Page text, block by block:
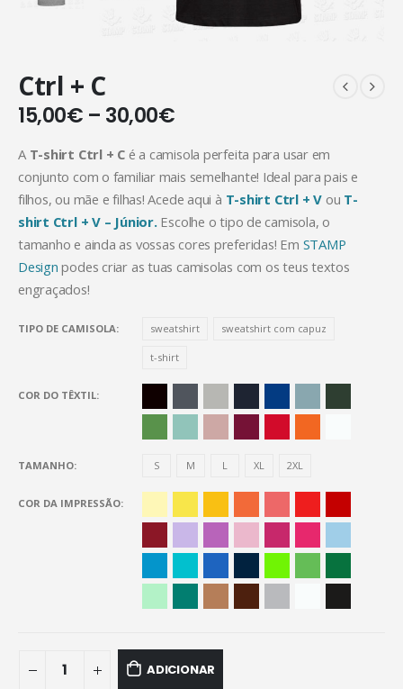
Ctrl + C
15,00€ – 30,00€
A T-shirt Ctrl + C é a camisola perfeita para usar em
conjunto com o familiar mais semelhante! Ideal para pais e
filhos, ou mãe e filhas! Acede aqui à T-shirt Ctrl + Vou T-
shirt Ctrl + V – Júnior. Escolhe o tipo de camisola, o
tamanho e ainda as vossas cores preferidas! Em STAMP
Design podes criar as tuas camisolas com os teus textos
engraçados!
TIPO DE CAMISOLA sweatshirt sweatshirt com capuz
t-shirt
COR DO TÊXTIL
TAMANHO S M L XL 2XL
COR DA IMPRESSÃO
ADICIONAR